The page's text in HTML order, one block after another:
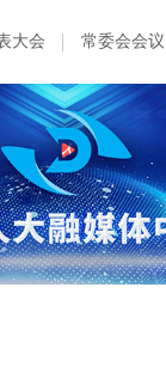
大会 常委会会议